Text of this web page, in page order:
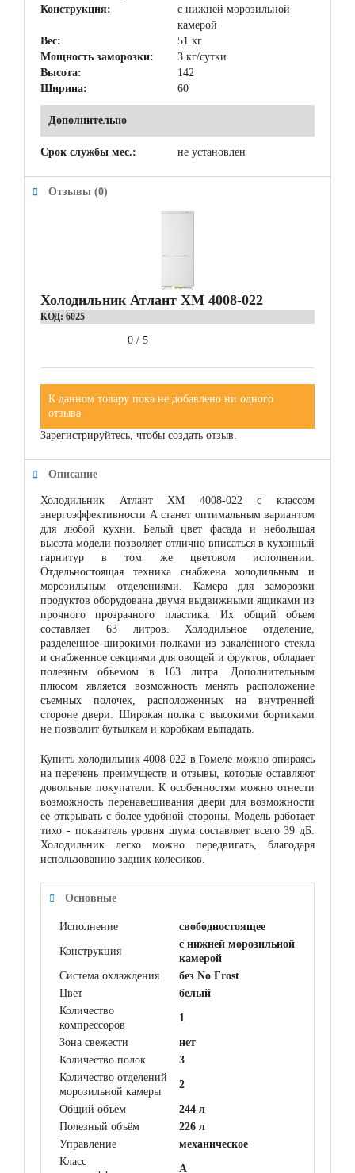
Конструкция:
с нижней морозильной
камерой
Вес:
51 кг
Мощность заморозки:
3 кг/сутки
Высота:
142
Ширина:
60
Дополнительно
Срок службы мес.: не установлен
Отзывы (0)
Холодильник Атлант ХМ 4008-022
КОД: 6025
0 / 5
К данном товару пока не добавлено ни одного
отзыва
Зарегистрируйтесь, чтобы создать отзыв.
Описание
Холодильник Атлант ХМ 4008-022 с классом
энергоэффективности А станет оптимальным вариантом
для любой кухни. Белый цвет фасада и небольшая
высота модели позволяет отлично вписаться в кухонный
гарнитур в том же цветовом исполнении.
Отдельностоящая техника снабжена холодильным и
морозильным отделениями. Камера для заморозки
продуктов оборудована двумя выдвижными ящиками из
прочного прозрачного пластика. Их общий объем
составляет 63 литров. Холодильное отделение,
разделенное широкими полками из закалённого стекла
и снабженное секциями для овощей и фруктов, обладает
полезным объемом в 163 литра. Дополнительным
плюсом является возможность менять расположение
съемных полочек, расположенных на внутренней
стороне двери. Широкая полка с высокими бортиками
не позволит бутылкам и коробкам выпадать.
Купить холодильник 4008-022 в Гомеле можно опираясь
на перечень преимуществ и отзывы, которые оставляют
довольные покупатели. К особенностям можно отнести
возможность перенавешивания двери для возможности
ее открывать с более удобной стороны. Модель работает
тихо - показатель уровня шума составляет всего 39 дБ.
Холодильник легко можно передвигать, благодаря
использованию задних колесиков.
Основные
Исполнение свободностоящее
Конструкция
с нижней морозильной
камерой
Система охлаждения
без No Frost
Цвет
белый
Количество
компрессоров
1
Зона свежести
нет
Количество полок
3
Количество отделений
морозильной камеры
2
Общий объём
244 л
Полезный объём
226 л
Управление
механическое
Класс
A